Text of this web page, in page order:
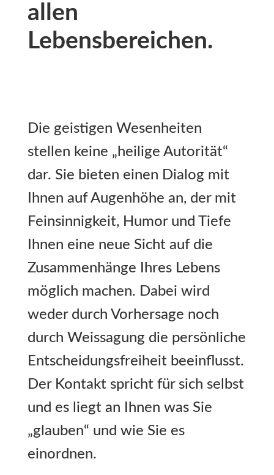
allen
Lebensbereichen.
Die geistigen Wesenheiten
stellen keine „heilige Autorität“
dar. Sie bieten einen Dialog mit
Ihnen auf Augenhöhe an, der mit
Feinsinnigkeit, Humor und Tiefe
Ihnen eine neue Sicht auf die
Zusammenhänge Ihres Lebens
möglich machen. Dabei wird
weder durch Vorhersage noch
durch Weissagung die persönliche
Entscheidungsfreiheit beeinflusst.
Der Kontakt spricht für sich selbst
und es liegt an Ihnen was Sie
„glauben“ und wie Sie es
einordnen.